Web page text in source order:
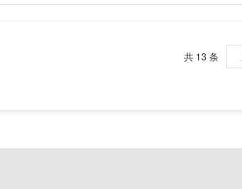
共 13 条